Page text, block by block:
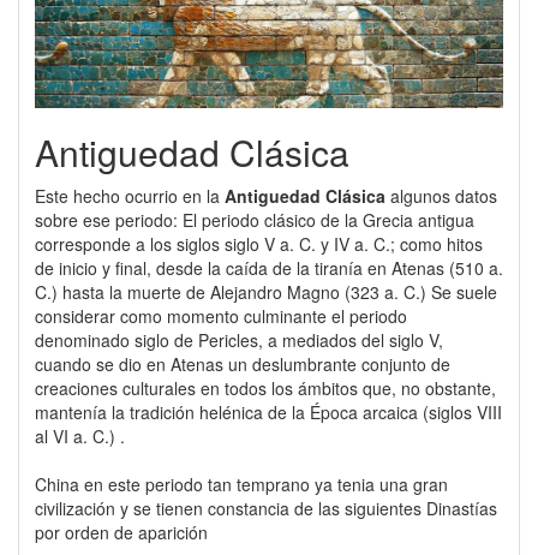
Antiguedad Clásica
Este hecho ocurrio en la Antiguedad Clásica algunos datos
sobre ese periodo: El periodo clásico de la Grecia antigua
corresponde a los siglos siglo V a. C. y IV a. C.; como hitos
de inicio y final, desde la caída de la tiranía en Atenas (510 a.
C.) hasta la muerte de Alejandro Magno (323 a. C.) Se suele
considerar como momento culminante el periodo
denominado siglo de Pericles, a mediados del siglo V,
cuando se dio en Atenas un deslumbrante conjunto de
creaciones culturales en todos los ámbitos que, no obstante,
mantenía la tradición helénica de la Época arcaica (siglos VIII
al VI a. C.) .
China en este periodo tan temprano ya tenia una gran
civilización y se tienen constancia de las siguientes Dinastías
por orden de aparición